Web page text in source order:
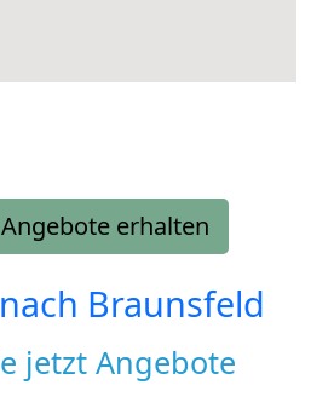
erhalten
Braunsfeld
jetzt Angebote